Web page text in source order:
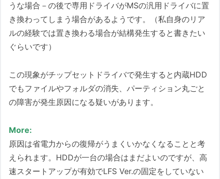
うな場合－の後で専用ドライバがMSの汎用ドライバに置
き換わってしまう場合があるようです。（私自身のリア
ルの経験では置き換わる場合が結構発生すると書きたい
ぐらいです）
この現象がチップセットドライバで発生すると内蔵HDD
でもファイルやフォルダの消失、パーティション丸ごと
の障害が発生原因になる疑いがあります。
More:
原因は省電力からの復帰がうまくいかなくなることと考
えられます。HDDが一台の場合はまだよいのですが、高
速スタートアップが有効でLFS Ver.の固定をしていない